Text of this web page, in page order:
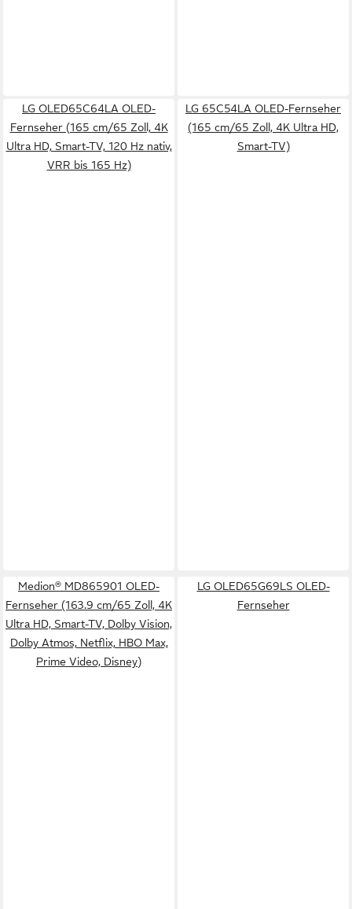
LG OLED65C64LA OLED-
Fernseher (165 cm/65 Zoll, 4K
Ultra HD, Smart-TV, 120 Hz nativ,
VRR bis 165 Hz)
LG 65C54LA OLED-Fernseher
(165 cm/65 Zoll, 4K Ultra HD,
Smart-TV)
Medion® MD865901 OLED-
Fernseher (163.9 cm/65 Zoll, 4K
Ultra HD, Smart-TV, Dolby Vision,
Dolby Atmos, Netflix, HBO Max,
Prime Video, Disney)
LG OLED65G69LS OLED-
Fernseher